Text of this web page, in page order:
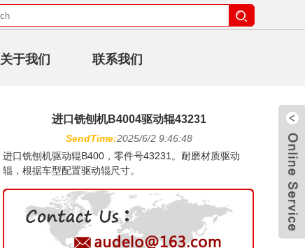
关于我们 联系我们
进口铣刨机B4004驱动辊43231
SendTime:2025/6/2 9:46:48
进口铣刨机驱动辊B400，零件号43231。耐磨材质驱动
辊，根据车型配置驱动辊尺寸。